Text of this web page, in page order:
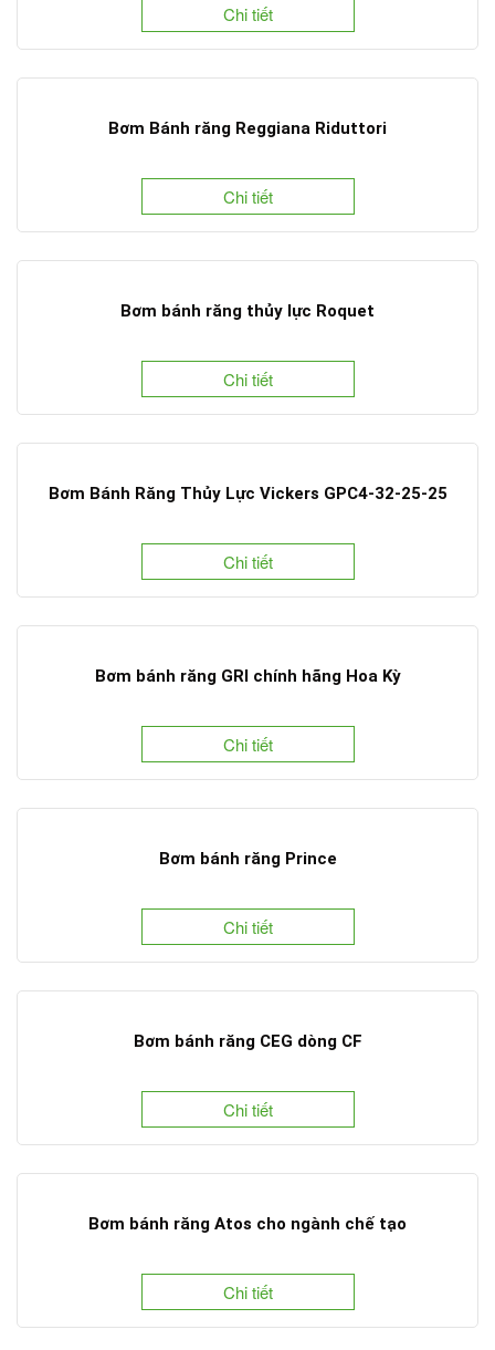
Chi tiết
Bơm Bánh răng Reggiana Riduttori
Chi tiết
Bơm bánh răng thủy lực Roquet
Chi tiết
Bơm Bánh Răng Thủy Lực Vickers GPC4-32-25-25
Chi tiết
Bơm bánh răng GRI chính hãng Hoa Kỳ
Chi tiết
Bơm bánh răng Prince
Chi tiết
Bơm bánh răng CEG dòng CF
Chi tiết
Bơm bánh răng Atos cho ngành chế tạo
Chi tiết